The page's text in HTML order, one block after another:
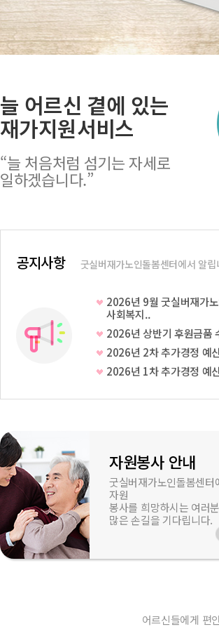
늘 어르신 곁에 있는
재가지원서비스
“늘 처음처럼 섬기는 자세로
일하겠습니다.”
여가활동
지원
지역사회
공지사항 굿실버재가노인돌봄센터에서 알립
2026년 9월 굿실버재가
사회복지..
2026년 상반기 후원금품
2026년 2차 추가경정 예
2026년 1차 추가경정 예
자원봉사 안내
굿실버재가노인돌봄센터
자원
봉사를 희망하시는 여러
많은 손길을 기다립니다.
어르신들에게 편